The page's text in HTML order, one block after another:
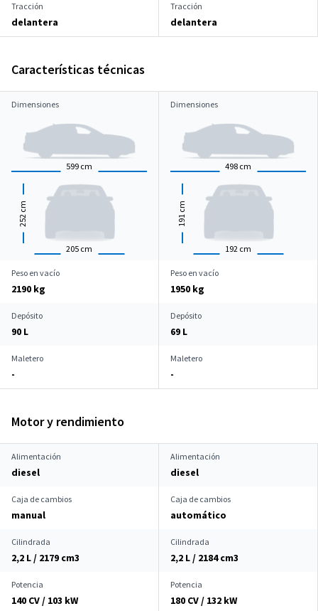
Tracción
delantera
Tracción
delantera
Características técnicas
Dimensiones
599 cm
205 cm
252
cm
Dimensiones
498 cm
192 cm
191
cm
Peso en vacío
2190 kg
Peso en vacío
1950 kg
Depósito
90 L
Depósito
69 L
Maletero
-
Maletero
-
Motor y rendimiento
Alimentación
diesel
Alimentación
diesel
Caja de cambios
manual
Caja de cambios
automático
Cilindrada
2,2 L / 2179 cm3
Cilindrada
2,2 L / 2184 cm3
Potencia
140 CV / 103 kW
Potencia
180 CV / 132 kW